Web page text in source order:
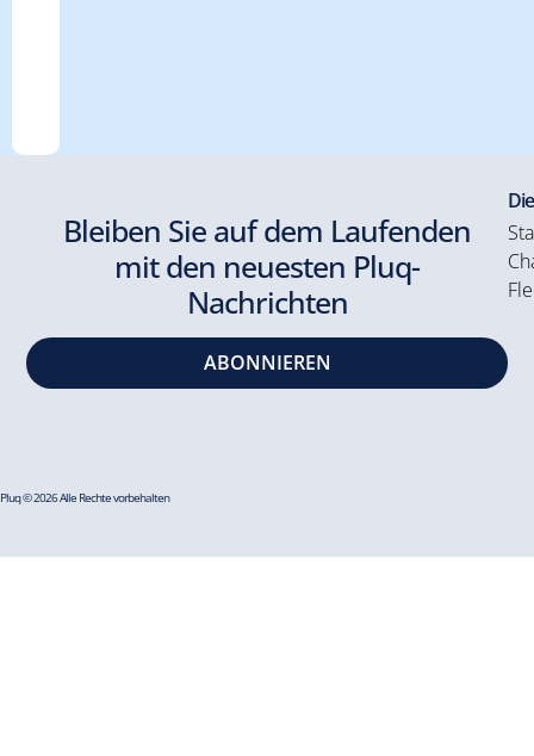
Bleiben Sie auf dem Laufenden
mit den neuesten Pluq-
Nachrichten
ABONNIEREN
Pluq © 2026 Alle Rechte vorbehalten